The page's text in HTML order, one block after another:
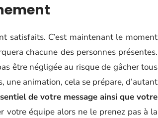
satisfaits. C’est maintenant le moment
chacune des personnes présentes.
être négligée au risque de gâcher tous
une animation, cela se prépare, d’autant
de votre message ainsi que votre
votre équipe alors ne le prenez pas à la